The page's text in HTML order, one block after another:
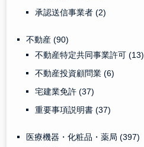
承認送信事業者(2)
不動産(90)
不動産特定共同事業許可(13)
不動産投資顧問業(6)
宅建業免許(37)
重要事項説明書(37)
医療機器・化粧品・薬局(397)